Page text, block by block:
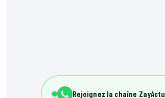
Rejoignez la chaîne ZayActu